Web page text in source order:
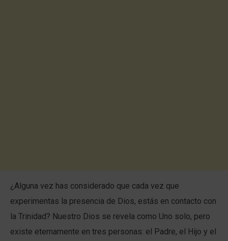
¿Alguna vez has considerado que cada vez que
experimentas la presencia de Dios, estás en contacto con
la Trinidad? Nuestro Dios se revela como Uno solo, pero
existe eternamente en tres personas: el Padre, el Hijo y el